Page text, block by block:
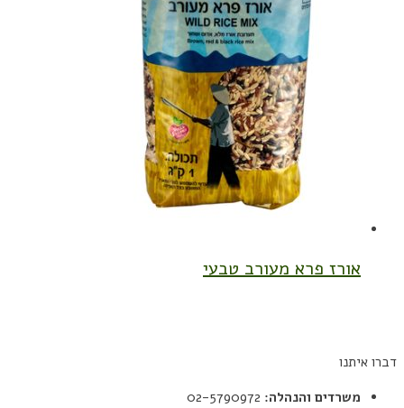
אורז פרא מעורב טבעי
דברו איתנו
משרדים והנהלה: